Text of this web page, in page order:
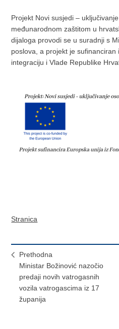
Projekt Novi susjedi –
međunarodnom zaštitom u
dijaloga provodi se u suradnji s
poslova, a projekt je
integraciju i Vlade Republike
Stranica
Prethodna
Ministar Božinović nazočio
predaji novih vatrogasnih
vozila vatrogascima iz 17
županija